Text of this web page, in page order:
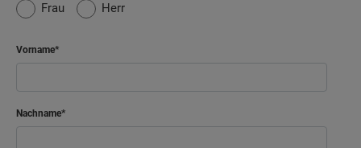
Frau Herr
Vorname
Nachname